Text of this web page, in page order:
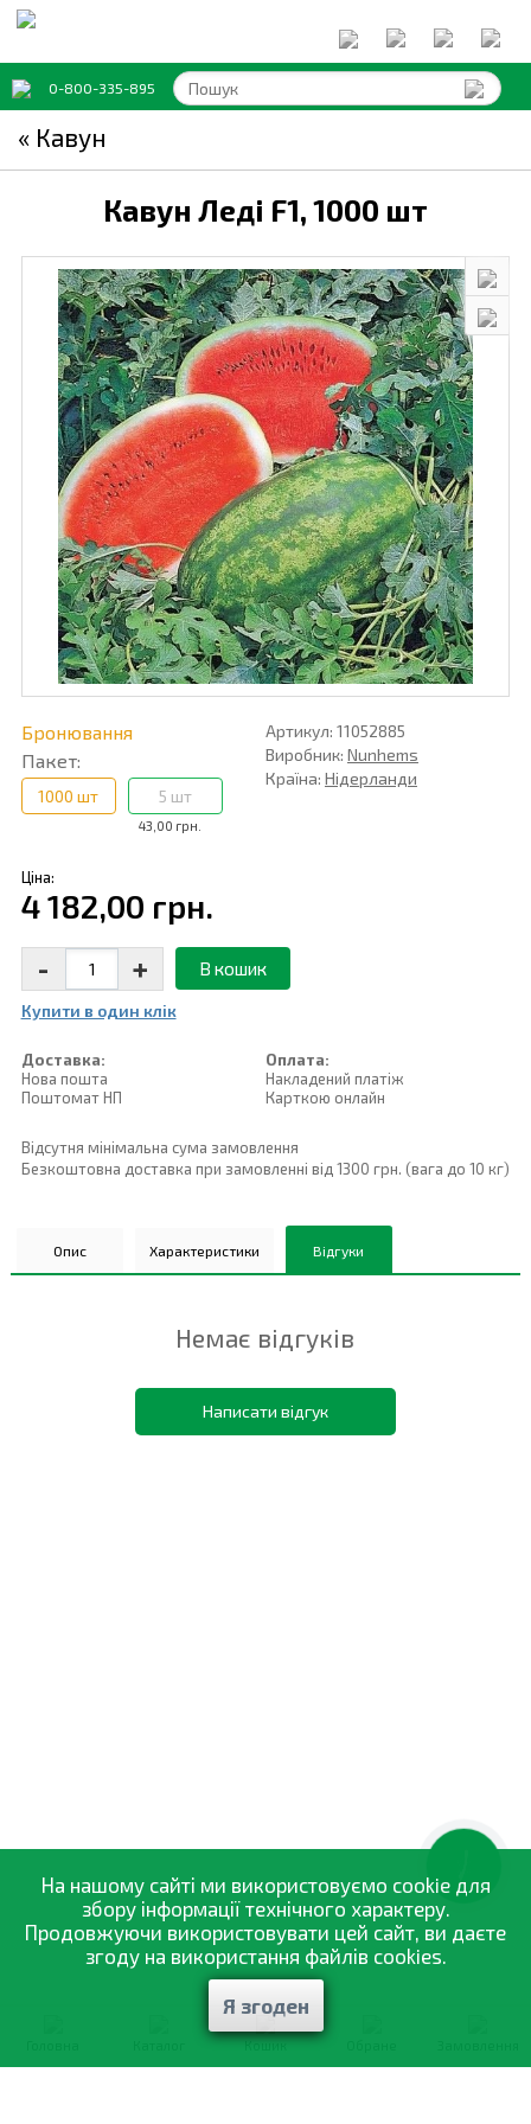
0-800-335-895
« Кавун
Кавун Леді F1, 1000 шт
Бронювання
Пакет:
1000 шт
43,00 грн.
5 шт
Артикул: 11052885
Виробник: Nunhems
Країна: Нідерланди
Ціна:
4 182,00 грн.
- + В кошик
Купити в один клiк
Доставка:
Нова пошта
Поштомат НП
Оплата:
Накладений платiж
Карткою онлайн
Відсутня мінімальна сума замовлення
Безкоштовна доставка при замовленні від 1300 грн. (вага до 10 кг)
Опис Характеристики Відгуки
Немає відгуків
Написати відгук
Кошик
На нашому сайті ми використовуємо cookie для
збору інформації технічного характеру.
Продовжуючи використовувати цей сайт, ви даєте
згоду на використання файлів cookies.
Я згоден